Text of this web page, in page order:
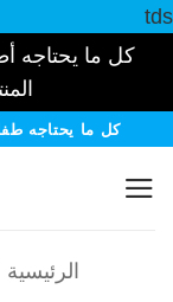
tds
كل ما يحتاجه
تخطيكل ما يحتاجه
الرئيسية